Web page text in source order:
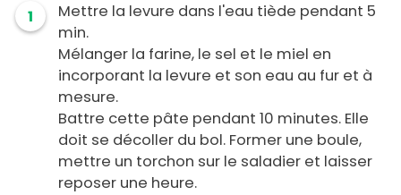
1
Mettre la levure dans l'eau tiède pendant 5
min.
Mélanger la farine, le sel et le miel en
incorporant la levure et son eau au fur et à
mesure.
Battre cette pâte pendant 10 minutes. Elle
doit se décoller du bol. Former une boule,
mettre un torchon sur le saladier et laisser
reposer une heure.